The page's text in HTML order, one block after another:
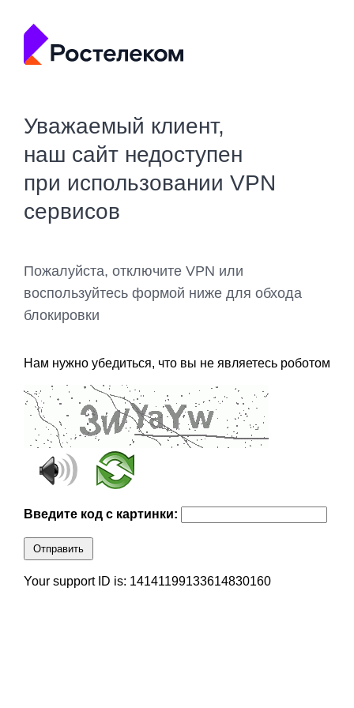
Уважаемый клиент,
наш сайт недоступен
при использовании VPN
сервисов
Пожалуйста, отключите VPN или
воспользуйтесь формой ниже для обхода
блокировки
Нам нужно убедиться, что вы не являетесь роботом
Введите код с картинки:
Отправить
Your support ID is: 14141199133614830160